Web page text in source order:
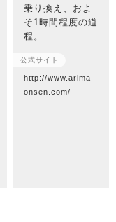
乗り換え、およ
そ1時間程度の道
程。
公式サイト
http://www.arima-
onsen.com/